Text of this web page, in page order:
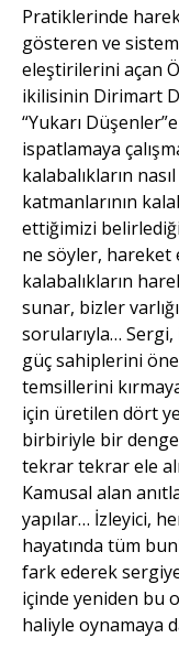
Pratiklerinde
gösteren ve
eleştirilerini açan
ikilisinin Dirimart
“Yukarı
ispatlamaya
kalabalıkların
katmanlarının
ettiğimizi
ne söyler, hareket
kalabalıkların
sunar, bizler
sorularıyla…
güç sahiplerini
temsillerini
için üretilen dört
birbiriyle bir
tekrar tekrar ele
Kamusal alan
yapılar… İzleyici,
hayatında tüm
fark ederek
içinde yeniden bu
haliyle oynamaya